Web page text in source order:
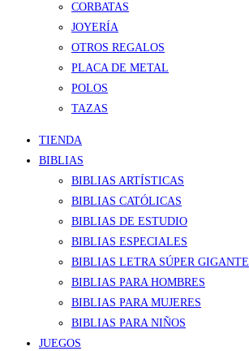
CORBATAS
JOYERÍA
OTROS REGALOS
PLACA DE METAL
POLOS
TAZAS
TIENDA
BIBLIAS
BIBLIAS ARTÍSTICAS
BIBLIAS CATÓLICAS
BIBLIAS DE ESTUDIO
BIBLIAS ESPECIALES
BIBLIAS LETRA SÚPER GIGANTE
BIBLIAS PARA HOMBRES
BIBLIAS PARA MUJERES
BIBLIAS PARA NIÑOS
JUEGOS